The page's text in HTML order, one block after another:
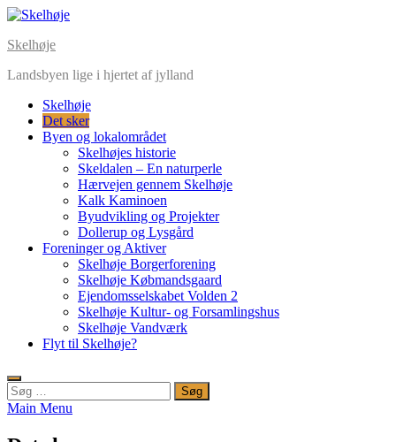
Skip
content
Skelhøje
Landsbyen lige i hjertet af jylland
Skelhøje
Det sker
Byen og lokalområdet
Skelhøjes historie
Skeldalen – En naturperle
Hærvejen gennem Skelhøje
Kalk Kaminoen
Byudvikling og Projekter
Dollerup og Lysgård
Foreninger og Aktiver
Skelhøje Borgerforening
Skelhøje Købmandsgaard
Ejendomsselskabet Volden 2
Skelhøje Kultur- og Forsamlingshus
Skelhøje Vandværk
Flyt til Skelhøje?
Søg
efter:
Main Menu